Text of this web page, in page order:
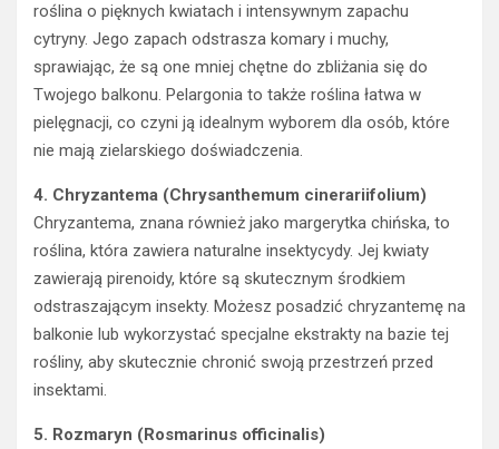
roślina o pięknych kwiatach i intensywnym zapachu
cytryny. Jego zapach odstrasza komary i muchy,
sprawiając, że są one mniej chętne do zbliżania się do
Twojego balkonu. Pelargonia to także roślina łatwa w
pielęgnacji, co czyni ją idealnym wyborem dla osób, które
nie mają zielarskiego doświadczenia.
4. Chryzantema (Chrysanthemum cinerariifolium)
Chryzantema, znana również jako margerytka chińska, to
roślina, która zawiera naturalne insektycydy. Jej kwiaty
zawierają pirenoidy, które są skutecznym środkiem
odstraszającym insekty. Możesz posadzić chryzantemę na
balkonie lub wykorzystać specjalne ekstrakty na bazie tej
rośliny, aby skutecznie chronić swoją przestrzeń przed
insektami.
5. Rozmaryn (Rosmarinus officinalis)